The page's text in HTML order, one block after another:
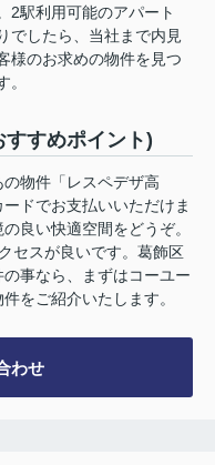
2駅利用可能のアパート
でしたら、当社まで内見
様のお求めの物件を見つ
。
すめポイント)
物件「レスペデザ高
ドでお支払いいただけま
良い快適空間をどうぞ。
セスが良いです。葛飾区
事なら、まずはコーユー
をご紹介いたします。
わせ